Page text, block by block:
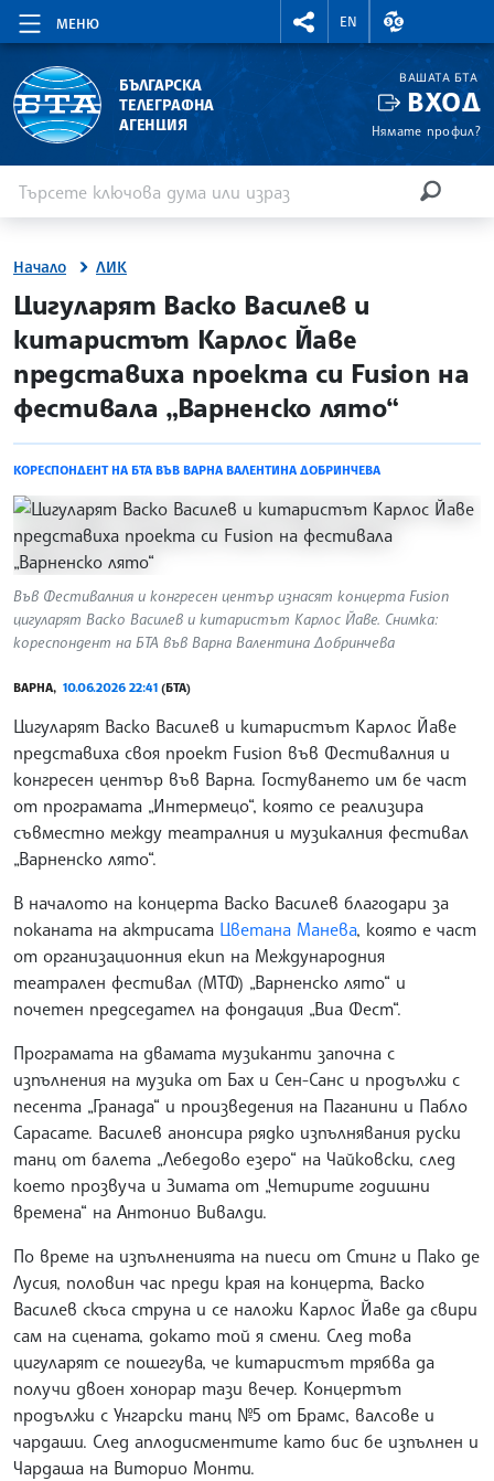
МЕНЮ
RIGHTMENU.SOCIAL
EN
ВАЛУТНИ
БЪЛГАРСКА
ТЕЛЕГРАФНА
АГЕНЦИЯ
ВАШАТА БТА
ВХОД
Нямате профил?
Начало ЛИК
site.bta
Цигуларят Васко Василев и
китаристът Карлос Йаве
представиха проекта си Fusion на
фестивала „Варненско лято“
КОРЕСПОНДЕНТ НА БТА ВЪВ ВАРНА ВАЛЕНТИНА ДОБРИНЧЕВА
Във Фестивалния и конгресен център изнасят концерта Fusion
цигуларят Васко Василев и китаристът Карлос Йаве. Снимка:
кореспондент на БТА във Варна Валентина Добринчева
ВАРНА, 10.06.2026 22:41 (БТА)
Цигуларят Васко Василев и китаристът Карлос Йаве
представиха своя проект Fusion във Фестивалния и
конгресен център във Варна. Гостуването им бе част
от програмата „Интермецо“, която се реализира
съвместно между театралния и музикалния фестивал
„Варненско лято“.
В началото на концерта Васко Василев благодари за
поканата на актрисата Цветана Манева, която е част
от организационния екип на Международния
театрален фестивал (МТФ) „Варненско лято“ и
почетен председател на фондация „Виа Фест“.
Програмата на двамата музиканти започна с
изпълнения на музика от Бах и Сен-Санс и продължи с
песента „Гранада“ и произведения на Паганини и Пабло
Сарасате. Василев анонсира рядко изпълнявания руски
танц от балета „Лебедово езеро“ на Чайковски, след
което прозвуча и Зимата от „Четирите годишни
времена“ на Антонио Вивалди.
По време на изпълненията на пиеси от Стинг и Пако де
Лусия, половин час преди края на концерта, Васко
Василев скъса струна и се наложи Карлос Йаве да свири
сам на сцената, докато той я смени. След това
цигуларят се пошегува, че китаристът трябва да
получи двоен хонорар тази вечер. Концертът
продължи с Унгарски танц №5 от Брамс, валсове и
чардаши. След аплодисментите като бис бе изпълнен и
Чардаша на Виторио Монти.